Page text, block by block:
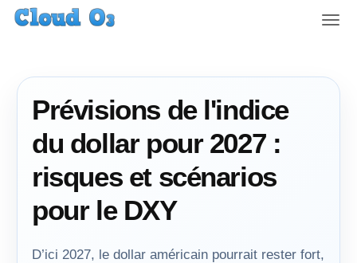
T
Prévisions de l'indice
du dollar pour 2027 :
risques et scénarios
pour le DXY
D’ici 2027, le dollar américain pourrait rester fort,